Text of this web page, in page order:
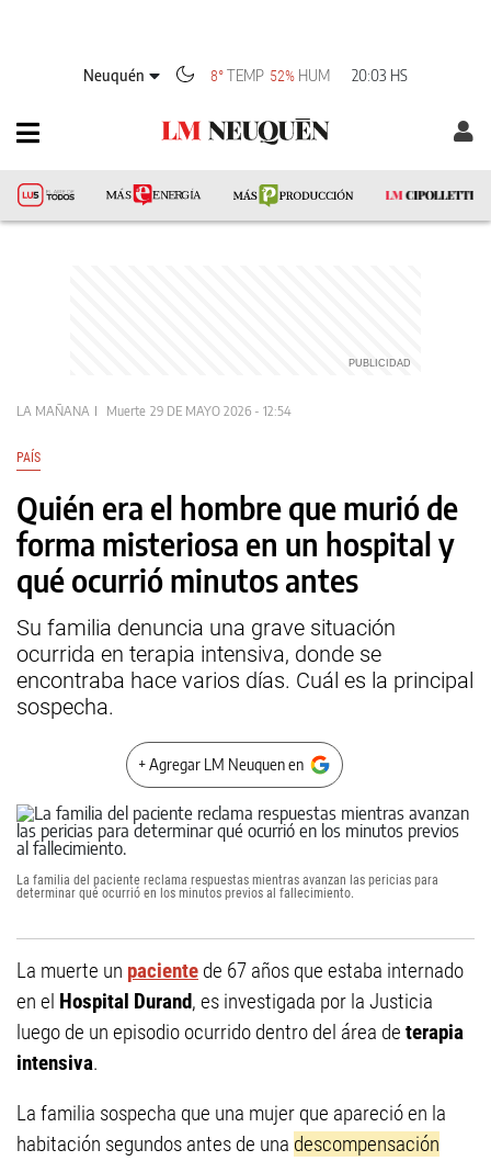
Neuquén 8° TEMP 52% HUM 20:03 HS
LA MAÑANA Muerte 29 DE MAYO 2026 - 12:54
PAÍS
Quién era el hombre que murió de
forma misteriosa en un hospital y
qué ocurrió minutos antes
Su familia denuncia una grave situación
ocurrida en terapia intensiva, donde se
encontraba hace varios días. Cuál es la principal
sospecha.
+ Agregar LM Neuquen en
La familia del paciente reclama respuestas mientras avanzan las pericias para
determinar qué ocurrió en los minutos previos al fallecimiento.
La muerte un paciente de 67 años que estaba internado
en el Hospital Durand, es investigada por la Justicia
luego de un episodio ocurrido dentro del área de terapia
intensiva.
La familia sospecha que una mujer que apareció en la
habitación segundos antes de una descompensación